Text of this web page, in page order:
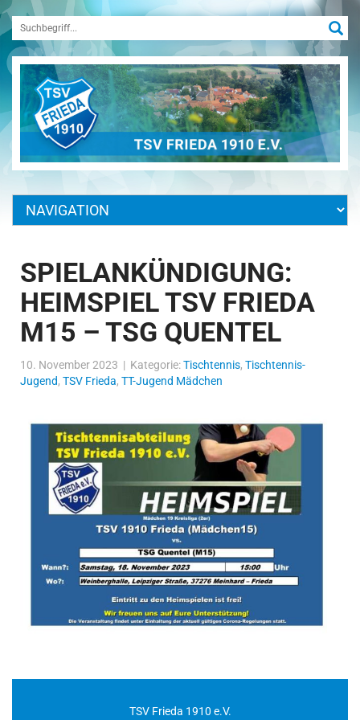
SPIELANKÜNDIGUNG:
HEIMSPIEL TSV FRIEDA
M15 – TSG QUENTEL
10. November 2023 | Kategorie:Tischtennis, Tischtennis-
Jugend, TSV Frieda, TT-Jugend Mädchen
TSV Frieda 1910 e.V.